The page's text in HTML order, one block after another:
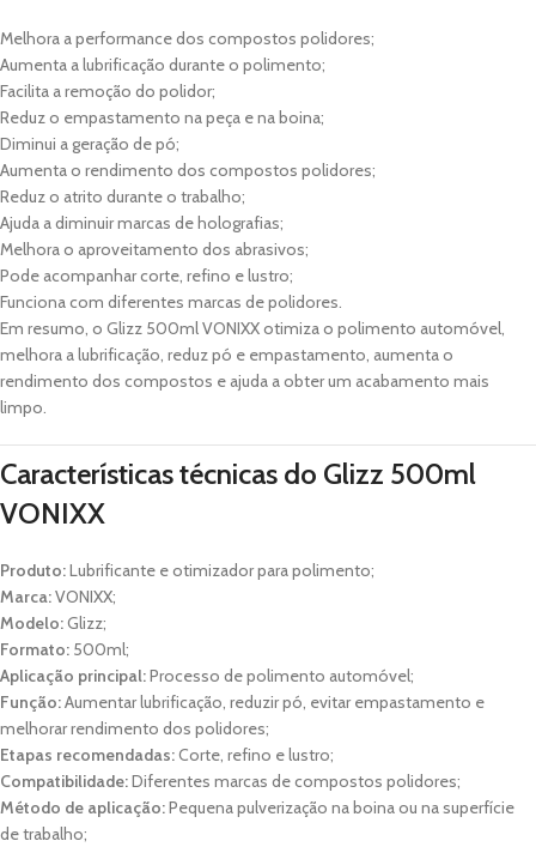
Melhora a performance dos compostos polidores;
Aumenta a lubrificação durante o polimento;
Facilita a remoção do polidor;
Reduz o empastamento na peça e na boina;
Diminui a geração de pó;
Aumenta o rendimento dos compostos polidores;
Reduz o atrito durante o trabalho;
Ajuda a diminuir marcas de holografias;
Melhora o aproveitamento dos abrasivos;
Pode acompanhar corte, refino e lustro;
Funciona com diferentes marcas de polidores.
Em resumo, o Glizz 500ml VONIXX otimiza o polimento automóvel,
melhora a lubrificação, reduz pó e empastamento, aumenta o
rendimento dos compostos e ajuda a obter um acabamento mais
limpo.
Características técnicas do Glizz 500ml
VONIXX
Produto:Lubrificante e otimizador para polimento;
Marca:VONIXX;
Modelo:Glizz;
Formato: 500ml;
Aplicação principal:Processo de polimento automóvel;
Função:Aumentar lubrificação, reduzir pó, evitar empastamento e
melhorar rendimento dos polidores;
Etapas recomendadas:Corte, refino e lustro;
Compatibilidade:Diferentes marcas de compostos polidores;
Método de aplicação:Pequena pulverização na boina ou na superfície
de trabalho;